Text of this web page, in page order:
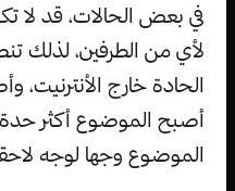
في بعض الحالات، قد لا
لأي من الطرفين، لذلك
الحادة خارج الأنترنيت،
أصبح الموضوع أكثر
الموضوع وجها لوجه